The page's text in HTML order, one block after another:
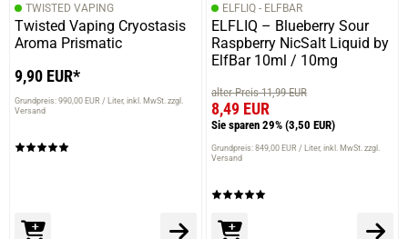
verifizierter Onlinekauf.
Dampfe ich schon länger. Empfehlenswert.
Trustedshops.de
Eppel T.
twisted halt... Muss man da noch was zu sagen
TWISTED VAPING
Twisted Vaping Cryostasis
Aroma Prismatic
9,90 EUR*
Grundpreis: 990,00 EUR / Liter inkl. MwSt. zzgl.
Versand
ELFLIQ - ELFBAR
ELFLIQ – Blueberry Sour
Raspberry NicSalt Liquid by
ElfBar 10ml / 10mg
alter Preis 11,99 EUR
8,49 EUR
Sie sparen 29% (3,50 EUR)
Grundpreis: 849,00 EUR / Liter inkl. MwSt. zzgl.
Versand